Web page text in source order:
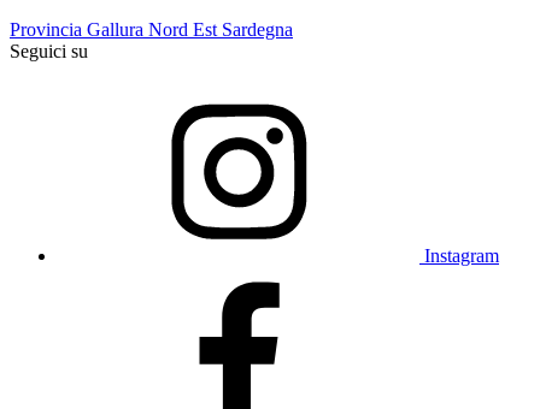
Provincia Gallura Nord Est Sardegna
Seguici su
Instagram